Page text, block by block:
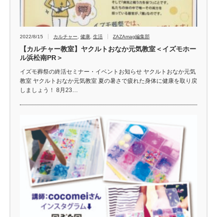
2022/8/15 カルチャー 健康 生活 ZAZAmag編集部
【カルチャー教室】ヤクルトおなか元気教室＜イズモホー
ル浜松南PR＞
イズモ葬祭の終活セミナー・イベントお知らせ ヤクルトおなか元気
教室 ヤクルトおなか元気教室 夏の暑さで疲れた身体に健康を取り戻
しましょう！ 8月23…